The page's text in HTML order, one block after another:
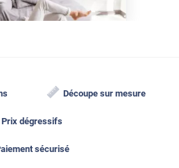
Découpe sur mesure
Prix dégressifs
sécurisé